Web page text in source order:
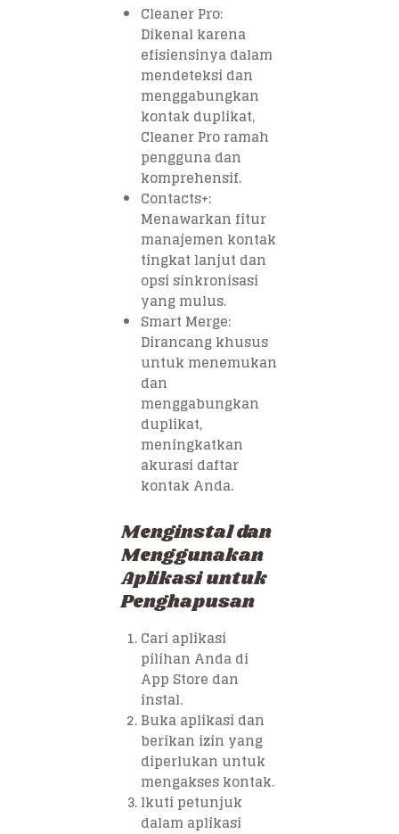
Cleaner Pro:
Dikenal karena
efisiensinya dalam
mendeteksi dan
menggabungkan
kontak duplikat,
Cleaner Pro ramah
pengguna dan
komprehensif.
Contacts+:
Menawarkan fitur
manajemen kontak
tingkat lanjut dan
opsi sinkronisasi
yang mulus.
Smart Merge:
Dirancang khusus
untuk menemukan
dan
menggabungkan
duplikat,
meningkatkan
akurasi daftar
kontak Anda.
Menginstal dan
Menggunakan
Aplikasi untuk
Penghapusan
Cari aplikasi
pilihan Anda di
App Store dan
instal.
Buka aplikasi dan
berikan izin yang
diperlukan untuk
mengakses kontak.
Ikuti petunjuk
dalam aplikasi